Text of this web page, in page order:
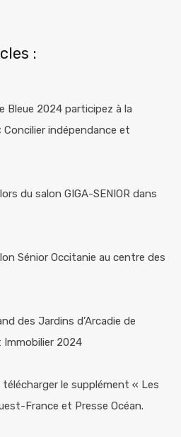
:
Bleue 2024 participez à la
indépendance et
du salon GIGA-SENIOR dans
Sénior Occitanie au centre des
des Jardins d’Arcadie de
Immobilier 2024
le supplément « Les
France et Presse Océan.